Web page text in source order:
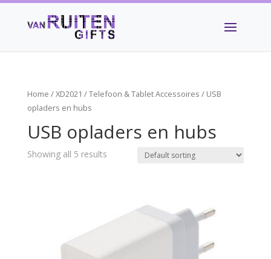
Home /XD2021 /Telefoon & Tablet Accessoires / USB
opladers en hubs
USB opladers en hubs
Showing all 5 results